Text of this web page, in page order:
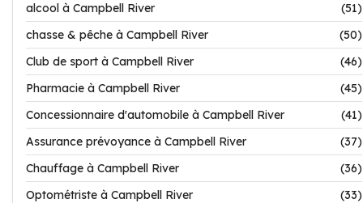
alcool à Campbell River
(51)
chasse & pêche à Campbell River
(50)
Club de sport à Campbell River
(46)
Pharmacie à Campbell River
(45)
Concessionnaire d'automobile à Campbell River
(41)
Assurance prévoyance à Campbell River
(37)
Chauffage à Campbell River
(36)
Optométriste à Campbell River
(33)